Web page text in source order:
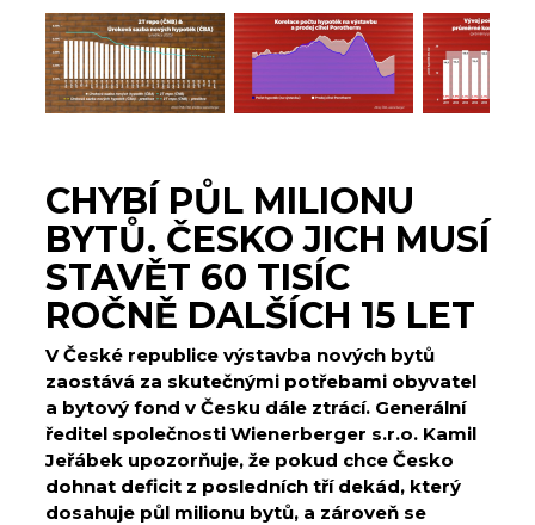
CHYBÍ PŮL MILIONU
BYTŮ. ČESKO JICH MUSÍ
STAVĚT 60 TISÍC
ROČNĚ DALŠÍCH 15 LET
V České republice výstavba nových bytů
zaostává za skutečnými potřebami obyvatel
a bytový fond v Česku dále ztrácí. Generální
ředitel společnosti Wienerberger s.r.o. Kamil
Jeřábek upozorňuje, že pokud chce Česko
dohnat deficit z posledních tří dekád, který
dosahuje půl milionu bytů, a zároveň se